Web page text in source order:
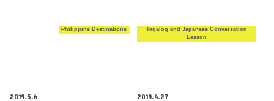
Philippine Destinations
2019.5.6
Tagalog and Japanese Conversation
Lesson
2019.4.27